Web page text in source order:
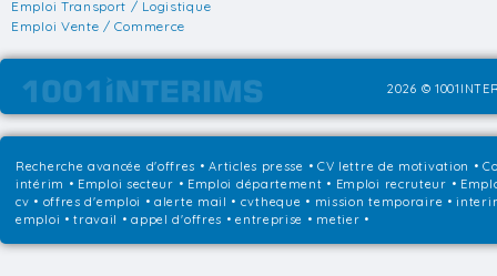
Emploi Transport / Logistique
Emploi Vente / Commerce
2026 ©
Recherche avancée d'offres •Articles presse • CV lettre de motivation •
intérim • Emploi secteur • Emploi département • Emploi recruteur •
cv • offres d'emploi • alerte mail • cvtheque • mission temporaire •
emploi • travail • appel d'offres • entreprise • metier •